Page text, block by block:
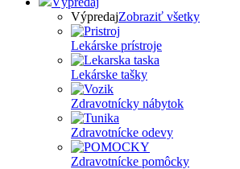
VýpredajZobraziť všetky
Lekárske prístroje
Lekárske tašky
Zdravotnícky nábytok
Zdravotnícke odevy
Zdravotnícke pomôcky